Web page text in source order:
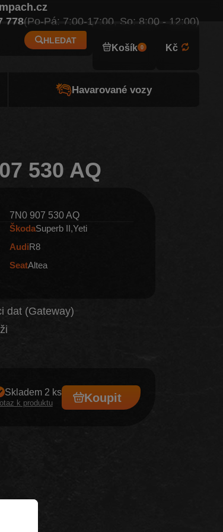
778(Po-Pá: 7:00-17:00, So: 8:00 - 12:00)
Havarované vozy
HLEDAT
Košík 0 Kč
530 AQ
7N0 907 530 AQ
ŠkodaSuperb II Yeti
AudiR8
SeatAltea
dat (Gateway)
Skladem 2 ks
k produktu Koupit